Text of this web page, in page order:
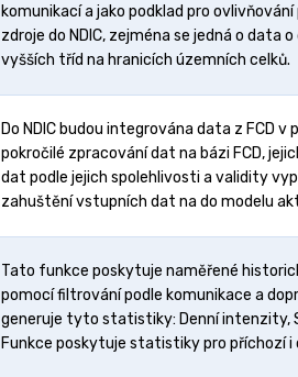
komunikací a jako podklad pro
zdroje do NDIC, zejména se jedná o
vyšších tříd na hranicích územních celků.
Do NDIC budou integrována data z FCD
pokročilé zpracování dat na bázi FCD,
dat podle jejich spolehlivosti a validity
zahuštění vstupních dat na do modelu
Tato funkce poskytuje naměřené
pomocí filtrování podle komunikace a
generuje tyto statistiky: Denní intenzity,
Funkce poskytuje statistiky pro příchozí